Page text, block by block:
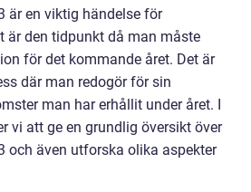
är en viktig händelse för
är den tidpunkt då man måste
för det kommande året. Det är
där man redogör för sin
man har erhållit under året. I
vi att ge en grundlig översikt över
och även utforska olika aspekter